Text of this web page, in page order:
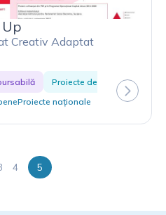
Creativ Adaptat
Proiecte de
Proiecte naționale
4 5